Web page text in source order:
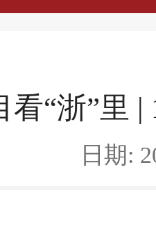
看“浙”里
日期: